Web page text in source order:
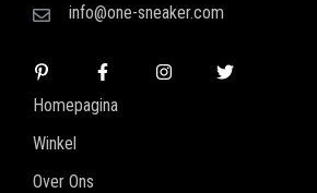
info@one-sneaker.com
Homepagina
Winkel
Over Ons